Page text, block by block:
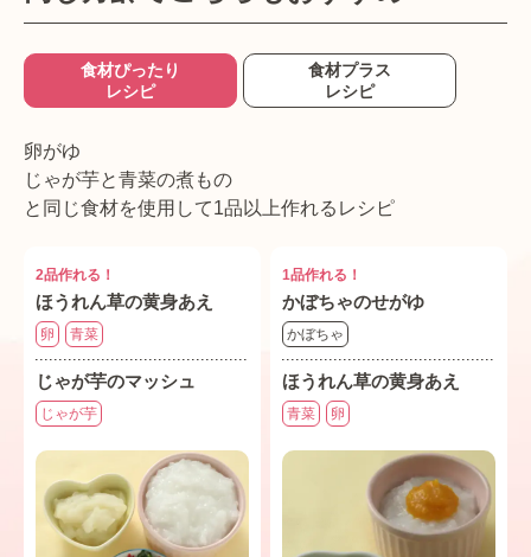
食材ぴったり
レシピ
食材プラス
レシピ
卵がゆ
じゃが芋と青菜の煮もの
と同じ食材を使用して1品以上作れるレシピ
2品作れる！
ほうれん草の黄身あえ
卵 青菜
じゃが芋のマッシュ
じゃが芋
1品作れる！
かぼちゃのせがゆ
かぼちゃ
ほうれん草の黄身あえ
青菜 卵